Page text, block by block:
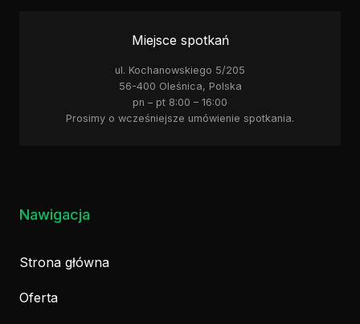
Miejsce spotkań
ul. Kochanowskiego 5/205
56-400 Oleśnica, Polska
pn – pt 8:00 – 16:00
Prosimy o wcześniejsze umówienie spotkania.
Nawigacja
Strona główna
Oferta